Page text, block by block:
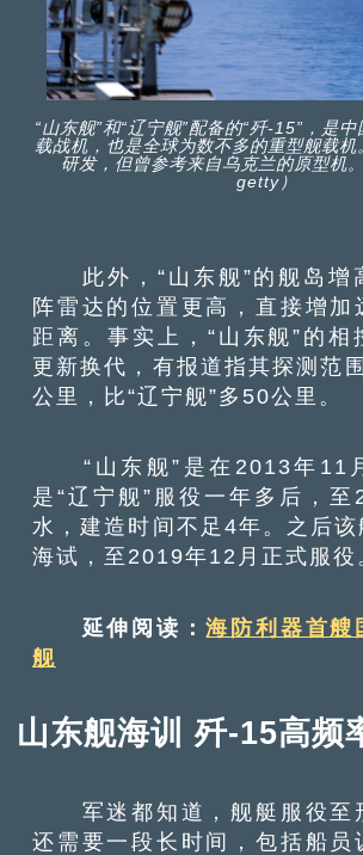
“山东舰”和“辽宁舰”配备的“歼-15”，是
载战机，也是全球为数不多的重型舰载
研发，但曾参考来自乌克兰的原型机
getty）
此外，“山东舰”的舰岛增
阵雷达的位置更高，直接增加
距离。事实上，“山东舰”的相
更新换代，有报道指其探测范
公里，比“辽宁舰”多50公里。
“山东舰”是在2013年11
是“辽宁舰”服役一年多后，
水，建造时间不足4年。之后该
海试，至2019年12月正式服役
延伸阅读：海防利器首艘
舰
山东舰海训 歼-15高频
军迷都知道，舰艇服役至
还需要一段长时间，包括船员